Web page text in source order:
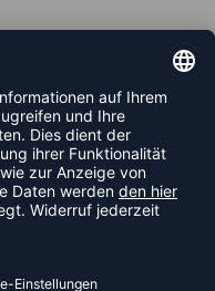
VERPASSE KEINE